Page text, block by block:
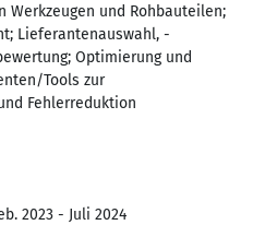
Werkzeugen und Rohbauteilen;
Lieferantenauswahl, -
Optimierung und
Tools zur
Fehlerreduktion
2023 - Juli 2024